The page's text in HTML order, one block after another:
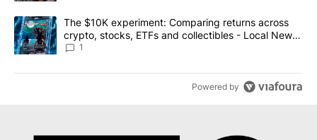
A trending article titled "The $10K experiment: Comparing
The $10K experiment: Comparing returns across
crypto, stocks, ETFs and collectibles - Local News
8
1
Powered by